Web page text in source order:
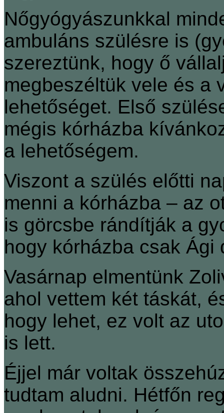
Nőgyógyászunkkal
ambuláns szülésre is
szereztünk, hogy ő
megbeszéltük vele és a
lehetőséget. Első
mégis kórházba
a lehetőségem.
Viszont a szülés előtti
menni a kórházba ‒ az
is görcsbe rándítják a
hogy kórházba csak Ági
Vasárnap elmentünk
ahol vettem két táskát,
hogy lehet, ez volt az
is lett.
Éjjel már voltak
tudtam aludni. Hétfőn